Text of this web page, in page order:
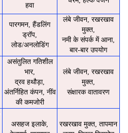
हवा
पारगमन, हैंडलिंग
ड्रॉप,
लोड/अनलोडिंग
लंबे जीवन, रखरखाव
मुक्त,
नमी के संपर्क में आना,
बार-बार उपयोग
असंतुलित गतिशील
भार,
द्रव हथौड़ा,
अंतर्निहित कंपन, नींव
की कमजोरी
लंबे जीवन, रखरखाव
मुक्त,
संक्षारक वातावरण
असहज इलाके,
रखरखाव मुक्त, तापमान